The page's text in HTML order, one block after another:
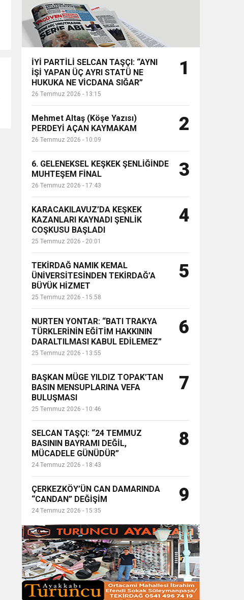
İYİ PARTİLİ SELCAN TAŞÇI: “AYNI
İŞİ YAPAN ÜÇ AYRI STATÜ NE
HUKUKA NE VİCDANA SIĞAR”
26 Temmuz 2026 - 13:15
1
Mehmet Altaş (Köşe Yazısı)
PERDEYİ AÇAN KAYMAKAM
26 Temmuz 2026 - 10:09
2
6. GELENEKSEL KEŞKEK ŞENLİĞİNDE
MUHTEŞEM FİNAL
26 Temmuz 2026 - 17:43
3
KARACAKILAVUZ’DA KEŞKEK
KAZANLARI KAYNADI ŞENLİK
COŞKUSU BAŞLADI
25 Temmuz 2026 - 20:01
4
TEKİRDAĞ NAMIK KEMAL
ÜNİVERSİTESİNDEN TEKİRDAĞ’A
BÜYÜK HİZMET
25 Temmuz 2026 - 15:58
5
NURTEN YONTAR: “BATI TRAKYA
TÜRKLERİNİN EĞİTİM HAKKININ
DARALTILMASI KABUL EDİLEMEZ”
25 Temmuz 2026 - 13:55
6
BAŞKAN MÜGE YILDIZ TOPAK’TAN
BASIN MENSUPLARINA VEFA
BULUŞMASI
25 Temmuz 2026 - 10:46
7
SELCAN TAŞÇI: “24 TEMMUZ
BASININ BAYRAMI DEĞİL,
MÜCADELE GÜNÜDÜR”
24 Temmuz 2026 - 18:43
8
ÇERKEZKÖY’ÜN CAN DAMARINDA
“CANDAN” DEĞİŞİM
24 Temmuz 2026 - 15:35
9